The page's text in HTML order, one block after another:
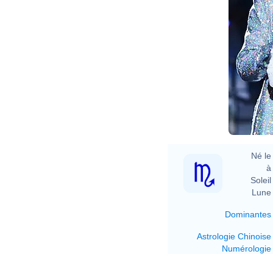
Né le
à
Soleil
Lune
Dominantes
Astrologie Chinoise
Numérologie